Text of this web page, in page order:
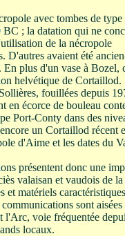
avec tombes de type
BC ; la datation qui ne
de la nécropole
D'autres avaient été
En plus d'un vase à Bozel,
helvétique de Cortaillod.
fouillées depuis
en écorce de bouleau
Port-Conty dans des
un Cortaillod récent
d'Aime et les dates du
présentent donc une
valaisan et vaudois de la
matériels
sont aisées
l'Arc, voie fréquentée
locaux.